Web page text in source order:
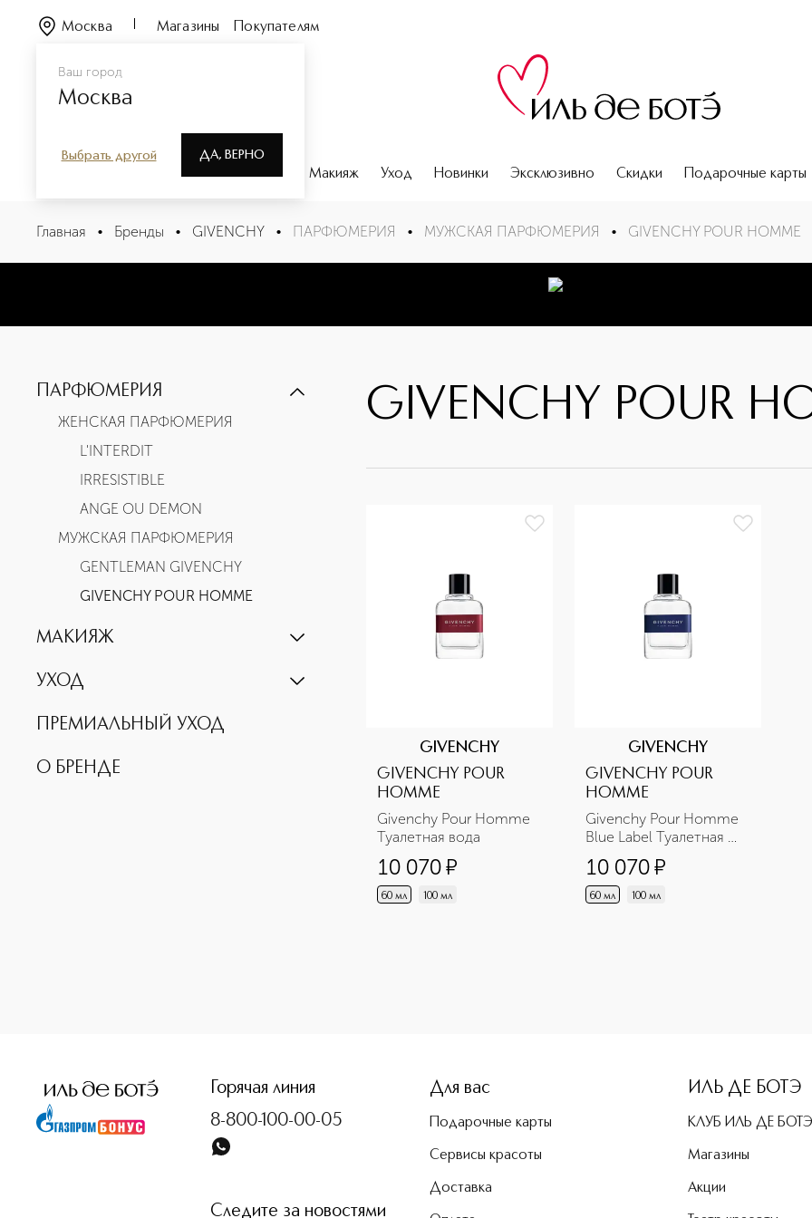
Ваш город
Москва
Выбрать другой ДА, ВЕРНО
Москва Магазины Покупателям
Парфюмерия Макияж Уход Новинки Эксклюзивно Скидки Подарочные карты
GIVENCHY POUR HOMME
Главная • Бренды • GIVENCHY • ПАРФЮМЕРИЯ • МУЖСКАЯ ПАРФЮМЕРИЯ • GIVENCHY POUR HOMME
ПАРФЮМЕРИЯ
ЖЕНСКАЯ ПАРФЮМЕРИЯ
L'INTERDIT
IRRESISTIBLE
ANGE OU DEMON
МУЖСКАЯ ПАРФЮМЕРИЯ
GENTLEMAN GIVENCHY
GIVENCHY POUR HOMME
МАКИЯЖ
ЛИЦО
ПУДРЫ
РУМЯНА
КАРАНДАШИ ДЛЯ ГУБ
УХОД
УВЛАЖНЕНИЕ И ОЧИЩЕНИЕ
АНТИВОЗРАСТНОЙ УХОД
ПРЕМИАЛЬНЫЙ УХОД
О БРЕНДЕ
GIVENCHY POUR
GIVENCHY
GIVENCHY POUR
HOMME
Givenchy Pour Homme
Туалетная вода
10 070¤
60 мл 100 мл
GIVENCHY
GIVENCHY POUR
HOMME
Givenchy Pour Homme
Blue Label Туалетная
вода
10 070¤
60 мл 100 мл
Горячая линия
8-800-100-00-05
Следите за новостями
Для вас
Подарочные карты
Сервисы красоты
Доставка
ИЛЬ ДЕ БОТЭ
КЛУБ ИЛЬ ДЕ БОТЭ
Магазины
Акции